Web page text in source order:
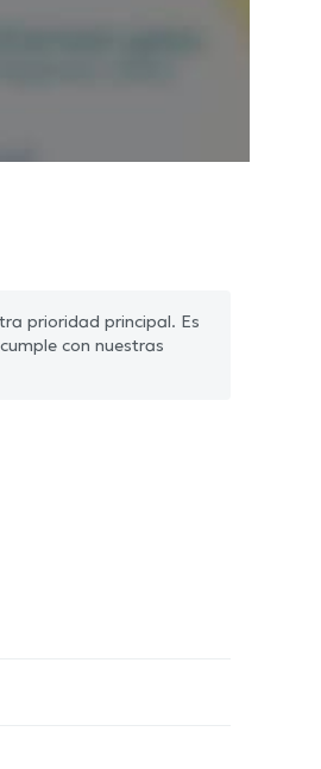
prioridad principal. Es
con nuestras